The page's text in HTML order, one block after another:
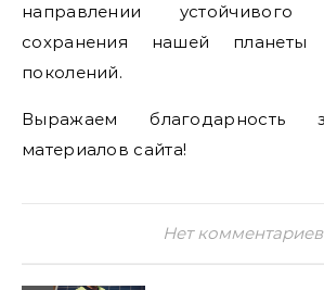
направлении
сохранения нашей
поколений.
Выражаем благодарность
материалов сайта!
Нет комментариев